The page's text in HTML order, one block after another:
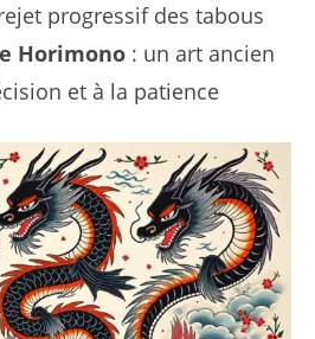
progressif des tabous
Horimono : un art ancien
et à la patience